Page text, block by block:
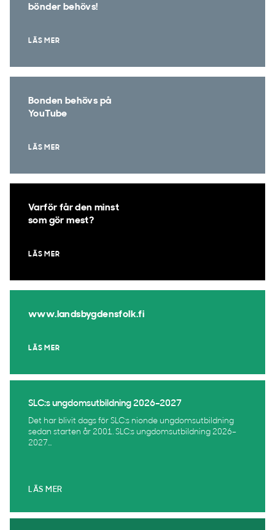
bönder behövs!
LÄS MER
Bonden behövs på
YouTube
LÄS MER
Varför får den minst
som gör mest?
LÄS MER
www.landsbygdensfolk.fi
LÄS MER
SLC:s ungdomsutbildning 2026–2027
Det har blivit dags för SLC:s nionde ungdomsutbildning
sedan starten år 2001. SLC:s ungdomsutbildning 2026–
2027...
LÄS MER